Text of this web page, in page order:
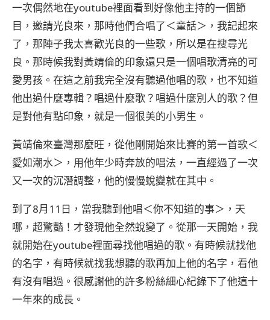
一次偶然地在youtube裡面看到好像他主持的一個節
目，邀請光良來，那時他們合唱了＜童話＞，我記起來
了，那陣子我太喜歡光良的一些歌，所以是在搜尋光
良。那時候我對黃靖倫的印象還只是一個唱歌清亮的可
愛男孩。在這之前我完全沒有聽過他唱的歌，也不知道
他出過什麼專輯？唱過什麼歌？唱過什麼別人的歌？但
是對他有點印象，就是一個很美的小男生。
黃靖倫來臺灣那麼旺，從他剛開始來比賽的第一首歌＜
愛如潮水＞，用他年少時奔放的唱法，一直經過了一次
又一次的沉潛調整，他的慢慢蛻變就在其中。
到了8月11日，當我聽到他唱＜你不知道的事＞，天
哪，超驚豔！才發現他全然蛻變了。從那一天開始，我
就開始在youtube裡面尋找他唱過的歌。有時候就找他
的名字，有時候就找我想聽的歌再加上他的名字，看他
有沒有唱過。很感謝他的許多粉絲細心紀錄下了他這十
一年來的成長。